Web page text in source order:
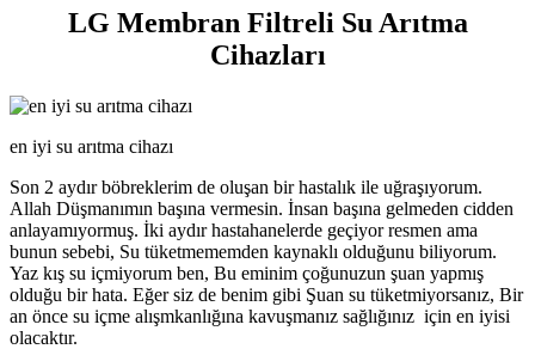
LG Membran Filtreli Su Arıtma
Cihazları
en iyi su arıtma cihazı
Son 2 aydır böbreklerim de oluşan bir hastalık ile uğraşıyorum.
Allah Düşmanımın başına vermesin. İnsan başına gelmeden cidden
anlayamıyormuş. İki aydır hastahanelerde geçiyor resmen ama
bunun sebebi, Su tüketmememden kaynaklı olduğunu biliyorum.
Yaz kış su içmiyorum ben, Bu eminim çoğunuzun şuan yapmış
olduğu bir hata. Eğer siz de benim gibi Şuan su tüketmiyorsanız, Bir
an önce su içme alışmkanlığına kavuşmanız sağlığınız için en iyisi
olacaktır.